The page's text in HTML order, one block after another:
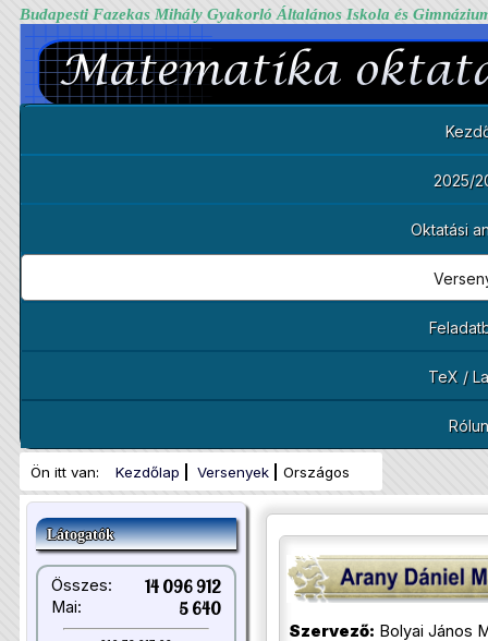
Budapesti Fazekas Mihály Gyakorló Általános Iskola és
2025/
Oktatási
TeX /
Ön itt van: Kezdőlap Versenyek Országos
Látogatók
Összes: 14 096 912
Mai: 5 640
Szervező: Bolyai János